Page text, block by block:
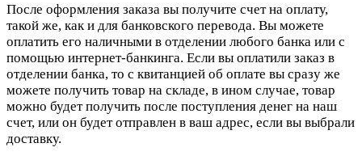
После оформления заказа вы получите счет на оплату,
такой же, как и для банковского перевода. Вы можете
оплатить его наличными в отделении любого банка или с
помощью интернет-банкинга. Если вы оплатили заказ в
отделении банка, то с квитанцией об оплате вы сразу же
можете получить товар на складе, в ином случае, товар
можно будет получить после поступления денег на наш
счет, или он будет отправлен в ваш адрес, если вы выбрали
доставку.